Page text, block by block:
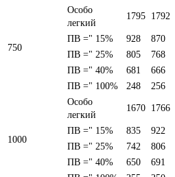
750
Особо
легкий
1795 1792
ПВ =" 15% 928 870
ПВ =" 25%
805 768
ПВ =" 40%
681 666
ПВ =" 100%
248 256
1000
Особо
легкий
1670 1766
ПВ =" 15% 835 922
ПВ =" 25%
742 806
ПВ =" 40%
650 691